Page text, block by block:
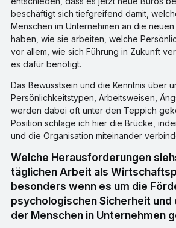
beschäftigt sich tiefgreifend damit,
Menschen im Unternehmen an die neuen
haben, wie sie arbeiten, welche
vor allem, wie sich Führung in Zukunft
es dafür benötigt.
Das Bewusstsein und die Kenntnis über
Persönlichkeitstypen, Arbeitsweisen,
werden dabei oft unter den Teppich
Position schlage ich hier die Brücke,
und die Organisation miteinander
Welche Herausforderungen siehst Du in Deiner
täglichen Arbeit als
besonders wenn es um die
psychologischen Sicherheit und
der Menschen in Unternehmen